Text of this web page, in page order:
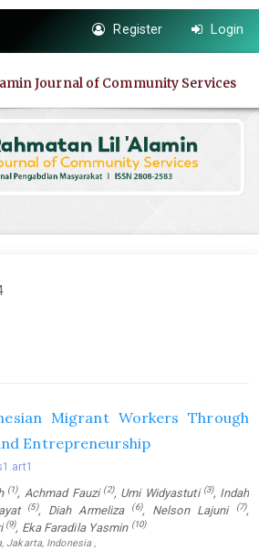
Register Login
Journal of Community Services
Migrant Workers Through
Entrepreneurship
(1), Achmad Fauzi (2), Umi Widyastuti (3), Indah
(5), Diah Armeliza (6), Nelson Lajuni (7),
(9), Eka Faradila Yasmin (10)
Indonesia ,